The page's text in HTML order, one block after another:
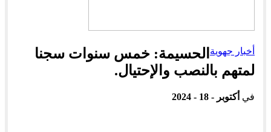
أخبار جهوية الحسيمة: خمس سنوات سجنا
لمتهم بالنصب والإحتيال.
في أكتوبر - 18 - 2024